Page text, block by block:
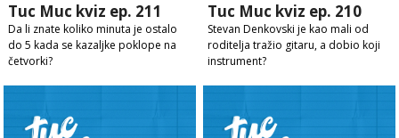
Tuc Muc kviz ep. 211
Da li znate koliko minuta je ostalo
do 5 kada se kazaljke poklope na
četvorki?
Tuc Muc kviz ep. 210
Stevan Denkovski je kao mali od
roditelja tražio gitaru, a dobio koji
instrument?